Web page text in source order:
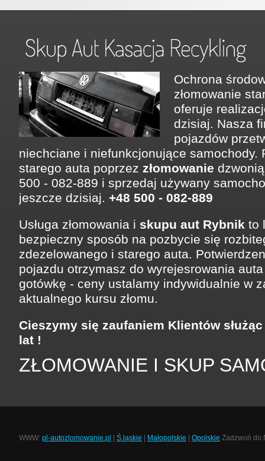
Ochrona
złomowanie
oferuje
dzisiaj. Nasza
pojazdów
niechciane i niefunkcjonujące samochody.
starego auta poprzez złomowanie
500 - 082-889 i sprzedaj używany
jeszcze dzisiaj. +48 500 - 082-889
Usługa złomowania i skupu aut Rybnik to
bezpieczny sposób na pozbycie się
zdezelowanego i starego auta.
pojazdu otrzymasz do wyrejesrowania
gotówkę - ceny ustalamy indywidualnie w
aktualnego kursu złomu.
Cieszymy się zaufaniem Klientów
lat !
ZŁOMOWANIE I SKUP
WWW: pl-autozlomowanie.pl Ś.ląskie Małopolskie Opolskie Zadzwoń do